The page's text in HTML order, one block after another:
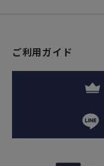
ご利用ガイド